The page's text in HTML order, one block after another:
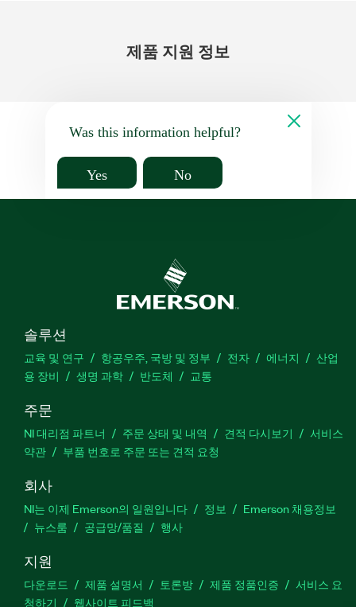
제품 지원 정보
Was this information helpful?
Yes No
솔루션
교육 및 연구 항공우주, 국방 및 정부 전자 에너지
산업
용 장비
생명 과학 반도체 교통
주문
NI 대리점 파트너 주문 상태 및 내역 견적 다시보기
서비스
약관
부품 번호로 주문 또는 견적 요청
회사
NI는 이제 Emerson의 일원입니다 정보
Emerson 채용정보
뉴스룸
공급망/품질 행사
지원
다운로드 제품 설명서 토론방 제품 정품인증
서비스 요
청하기
웹사이트 피드백